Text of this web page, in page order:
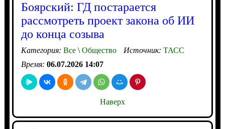
Боярский: ГД постарается
рассмотреть проект закона об ИИ
до конца созыва
Категория: Все\Общество Источник: ТАСС
Время: 06.07.2026 14:07
Наверх